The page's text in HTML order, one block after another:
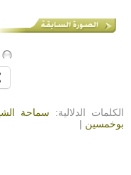
الكلمات الدلالية: سماحة
بوخمسين |